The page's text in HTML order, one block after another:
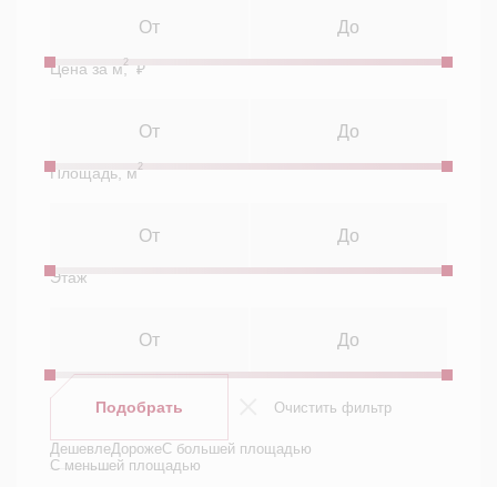
Цена за м2
, ₽
Площадь, м2
Этаж
Подобрать Очистить фильтр
ДешевлеДорожеС большей площадью
С меньшей площадью